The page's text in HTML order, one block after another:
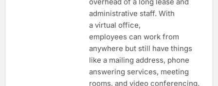
overhead of a long lease and
administrative staff. With
a virtual office,
employees can work from
anywhere but still have things
like a mailing address, phone
answering services, meeting